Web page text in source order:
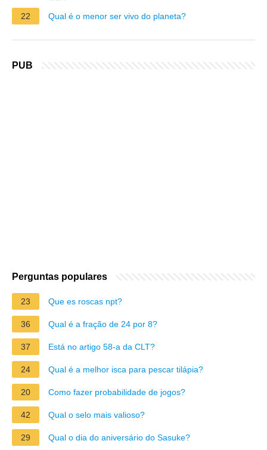
22
Qual é o menor ser vivo do planeta?
PUB
Perguntas populares
23 Que es roscas npt?
36 Qual é a fração de 24 por 8?
37 Está no artigo 58-a da CLT?
24 Qual é a melhor isca para pescar tilápia?
20 Como fazer probabilidade de jogos?
42 Qual o selo mais valioso?
29 Qual o dia do aniversário do Sasuke?